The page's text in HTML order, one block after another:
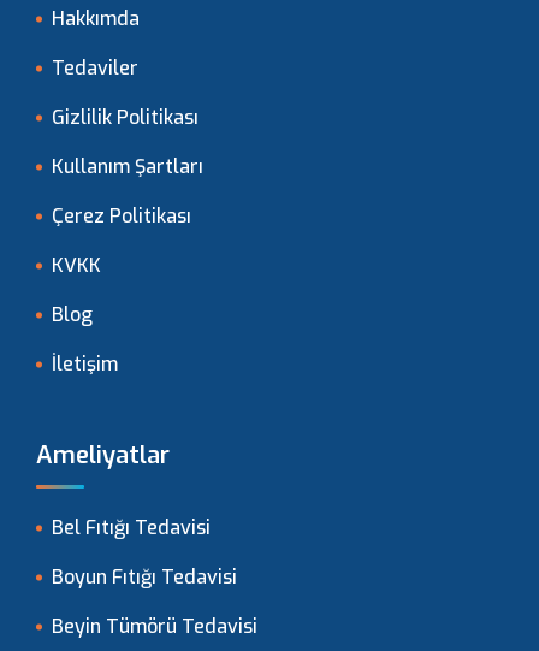
Hakkımda
Tedaviler
Gizlilik Politikası
Kullanım Şartları
Çerez Politikası
KVKK
Blog
İletişim
Ameliyatlar
Bel Fıtığı Tedavisi
Boyun Fıtığı Tedavisi
Beyin Tümörü Tedavisi